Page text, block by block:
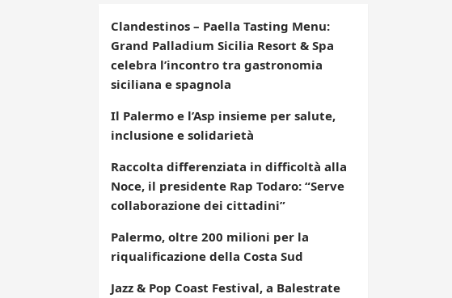
Clandestinos – Paella Tasting Menu:
Grand Palladium Sicilia Resort & Spa
celebra l’incontro tra gastronomia
siciliana e spagnola
Il Palermo e l’Asp insieme per salute,
inclusione e solidarietà
Raccolta differenziata in difficoltà alla
Noce, il presidente Rap Todaro: “Serve
collaborazione dei cittadini”
Palermo, oltre 200 milioni per la
riqualificazione della Costa Sud
Jazz & Pop Coast Festival, a Balestrate